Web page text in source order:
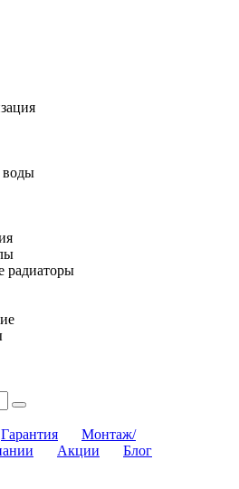
воды
радиаторы
Гарантия
Монтаж/
Акции
Блог